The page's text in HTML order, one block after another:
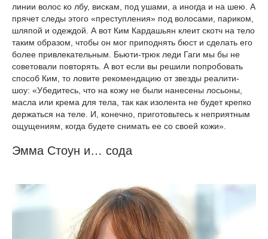
линии волос ко лбу, вискам, под ушами, а иногда и на шею. А
прячет следы этого «преступления» под волосами, париком,
шляпой и одеждой. А вот Ким Кардашьян клеит скотч на тело
таким образом, чтобы он мог приподнять бюст и сделать его
более привлекательным. Бьюти-трюк леди Гаги мы бы не
советовали повторять. А вот если вы решили попробовать
способ Ким, то ловите рекомендацию от звезды реалити-
шоу: «Убедитесь, что на кожу не были нанесены лосьоны,
масла или крема для тела, так как изолента не будет крепко
держаться на теле. И, конечно, приготовьтесь к неприятным
ощущениям, когда будете снимать ее со своей кожи».
Эмма Стоун и… сода